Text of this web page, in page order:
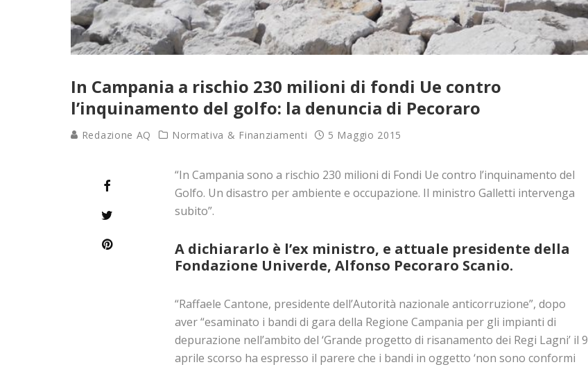
In Campania a rischio 230 milioni di fondi Ue contro
l’inquinamento del golfo: la denuncia di Pecoraro
Redazione AQ Normativa & Finanziamenti 5 Maggio 2015
“In Campania sono a rischio 230 milioni di Fondi Ue contro l’inquinamento del
Golfo. Un disastro per ambiente e occupazione. Il ministro Galletti intervenga
subito”.
A dichiararlo è l’ex ministro, e attuale presidente della
Fondazione Univerde, Alfonso Pecoraro Scanio.
“Raffaele Cantone, presidente dell’Autorità nazionale anticorruzione”, dopo
aver “esaminato i bandi di gara della Regione Campania per gli impianti di
depurazione nell’ambito del ‘Grande progetto di risanamento dei Regi Lagni’ il 9
aprile scorso ha espresso il parere che i bandi in oggetto ‘non sono conformi